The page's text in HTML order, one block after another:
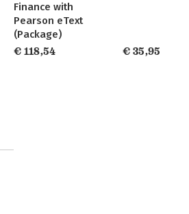
Finance with
Pearson eText
(Package)
€ 118,54
€ 35,95